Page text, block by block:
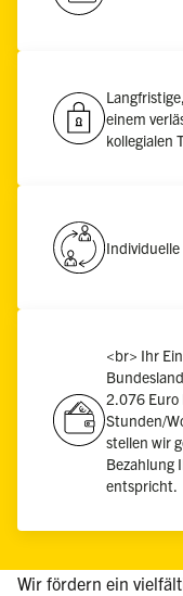
einem
kollegialen
<br> Ihr
2.076
Stunden/
stellen wir
Bezahlung
entspricht.
Wir fördern ein